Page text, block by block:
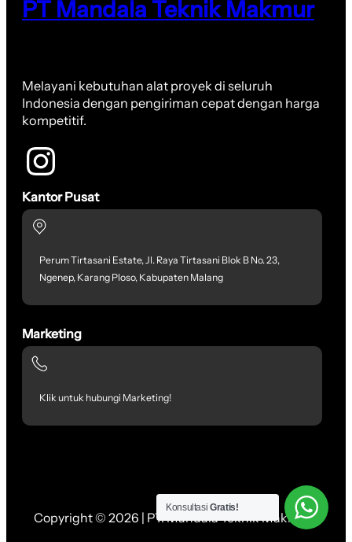
PT Mandala Teknik Makmur
Melayani kebutuhan alat proyek di seluruh
Indonesia dengan pengiriman cepat dengan harga
kompetitif.
Kantor Pusat
Perum Tirtasani Estate, Jl. Raya Tirtasani Blok B No. 23,
Ngenep, Karang Ploso, Kabupaten Malang
Marketing
Klik untuk hubungi Marketing!
Copyright © 2026 | PT. Mandala Teknik Makmur
Konsultasi Gratis!